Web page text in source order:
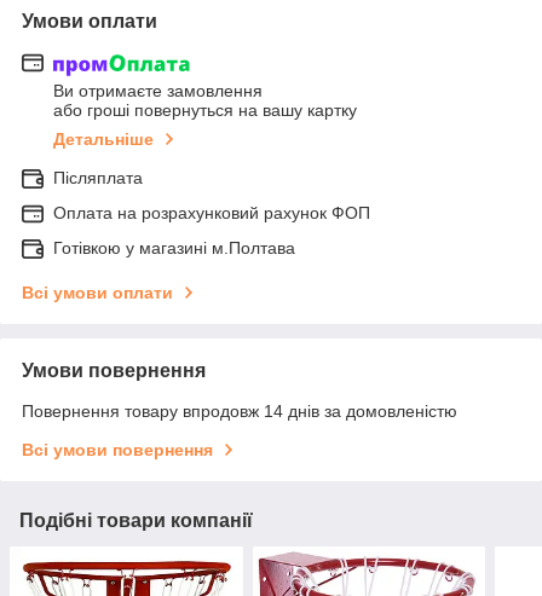
Умови оплати
Ви отримаєте замовлення
або гроші повернуться на вашу картку
Детальніше
Післяплата
Оплата на розрахунковий рахунок ФОП
Готівкою у магазині м.Полтава
Всі умови оплати
Умови повернення
Повернення товару впродовж 14 днів за домовленістю
Всі умови повернення
Подібні товари компанії